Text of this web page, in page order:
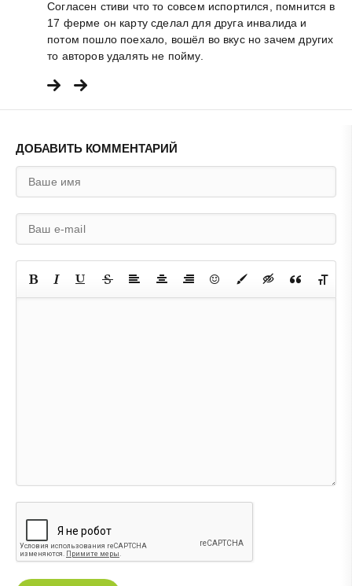
Согласен стиви что то совсем испортился, помнится в
17 ферме он карту сделал для друга инвалида и
потом пошло поехало, вошёл во вкус но зачем других
то авторов удалять не пойму.
ДОБАВИТЬ КОММЕНТАРИЙ